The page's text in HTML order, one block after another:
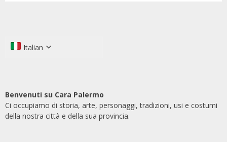
Italian
Benvenuti su Cara Palermo
Ci occupiamo di storia, arte, personaggi, tradizioni, usi e costumi
della nostra città e della sua provincia.